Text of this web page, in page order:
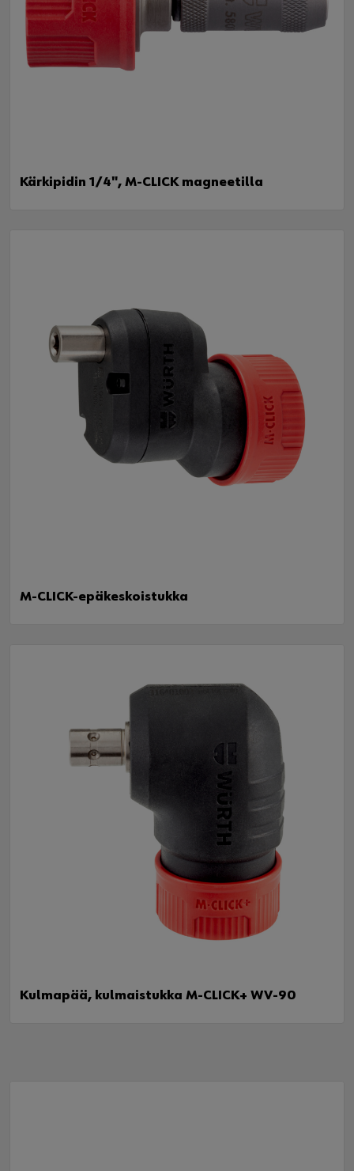
Kärkipidin 1/4", M-CLICK magneetilla
M-CLICK-epäkeskoistukka
Kulmapää, kulmaistukka M-CLICK+ WV-90